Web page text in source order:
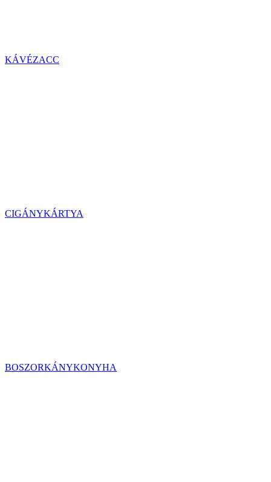
KÁVÉZACC
CIGÁNYKÁRTYA
BOSZORKÁNYKONYHA